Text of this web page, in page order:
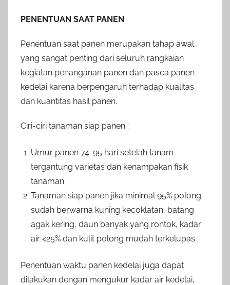
PENENTUAN SAAT PANEN
Penentuan saat panen merupakan tahap awal
yang sangat penting dari seluruh rangkaian
kegiatan penanganan panen dan pasca panen
kedelai karena berpengaruh terhadap kualitas
dan kuantitas hasil panen.
Ciri-ciri tanaman siap panen :
Umur panen 74-95 hari setelah tanam
tergantung varietas dan kenampakan fisik
tanaman.
Tanaman siap panen jika minimal 95% polong
sudah berwarna kuning kecoklatan, batang
agak kering, daun banyak yang rontok, kadar
air <25% dan kulit polong mudah terkelupas.
Penentuan waktu panen kedelai juga dapat
dilakukan dengan mengukur kadar air kedelai,